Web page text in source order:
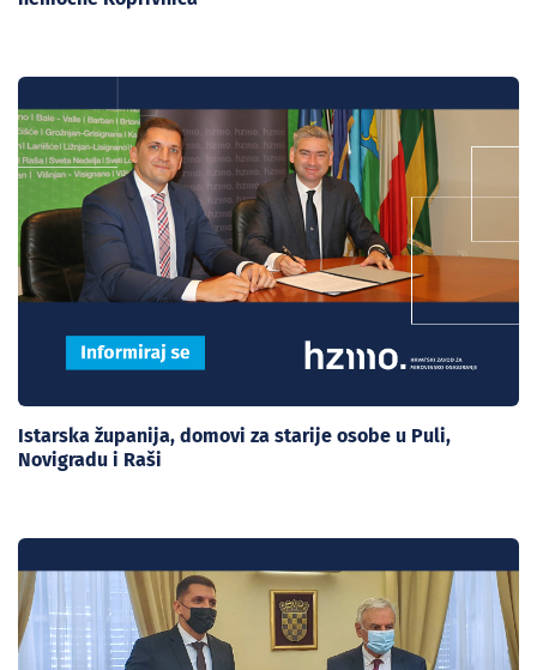
Istarska županija, domovi za starije osobe u Puli,
Novigradu i Raši